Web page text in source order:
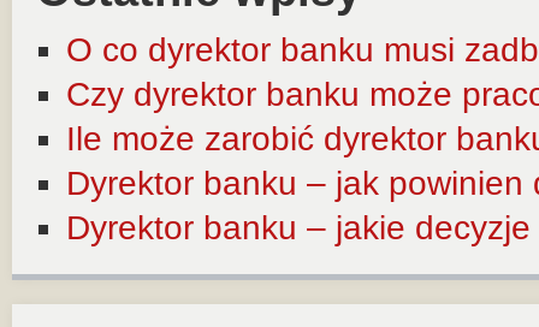
O co dyrektor banku musi
Czy dyrektor banku może
Ile może zarobić dyrektor
Dyrektor banku – jak
Dyrektor banku – jakie